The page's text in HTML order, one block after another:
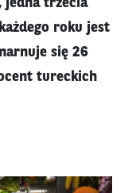
jedna trzecia
roku jest
się 26
tureckich